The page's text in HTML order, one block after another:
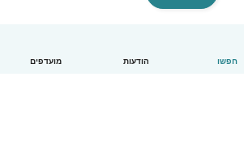
חפשו הודעות מועדפים